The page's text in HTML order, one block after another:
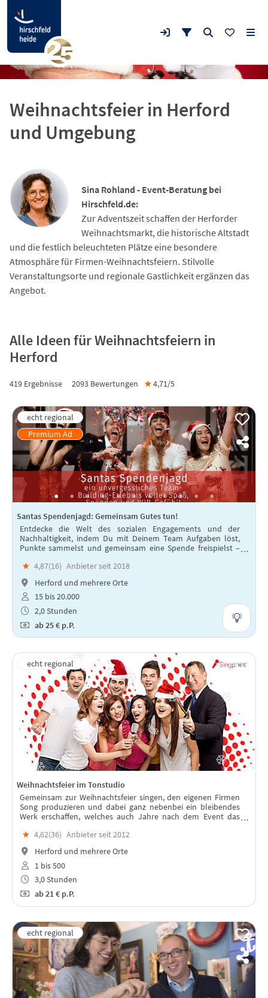
Weihnachtsfeier in Herford
und Umgebung
Sina Rohland - Event-Beratung bei
Hirschfeld.de:
Zur Adventszeit schaffen der Herforder
Weihnachtsmarkt, die historische Altstadt
und die festlich beleuchteten Plätze eine besondere
Atmosphäre für Firmen-Weihnachtsfeiern. Stilvolle
Veranstaltungsorte und regionale Gastlichkeit ergänzen das
Angebot.
Alle Ideen für Weihnachtsfeiern in
Herford
419 Ergebnisse 2093 Bewertungen ★4,71/5
Santas Spendenjagd: Gemeinsam Gutes tun!
Entdecke die Welt des sozialen Engagements und der
Nachhaltigkeit, indem Du mit Deinem Team Aufgaben löst,
Punkte sammelst und gemeinsam eine Spende freispielst –
und WIR-Gefühl!
★ 4,87(16) Anbieter seit 2018
Herford und mehrere Orte
15 bis 20.000
2,0 Stunden
ab25 € p.P.
Weihnachtsfeier im Tonstudio
Gemeinsam zur Weihnachtsfeier singen, den eigenen Firmen
Song produzieren und dabei ganz nebenbei ein bleibendes
Werk erschaffen, welches auch Jahre nach dem Event das
★ 4,62(36) Anbieter seit 2012
Herford und mehrere Orte
1 bis 500
3,0 Stunden
ab21 € p.P.